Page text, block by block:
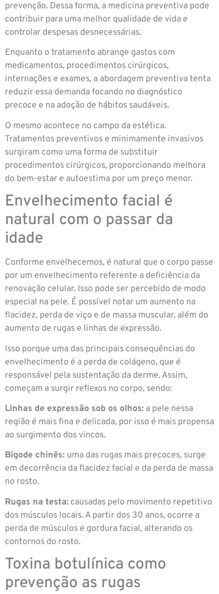
prevenção. Dessa forma, a medicina preventiva pode
contribuir para uma melhor qualidade de vida e
controlar despesas desnecessárias.
Enquanto o tratamento abrange gastos com
medicamentos, procedimentos cirúrgicos,
internações e exames, a abordagem preventiva tenta
reduzir essa demanda focando no diagnóstico
precoce e na adoção de hábitos saudáveis.
O mesmo acontece no campo da estética.
Tratamentos preventivos e minimamente invasivos
surgiram como uma forma de substituir
procedimentos cirúrgicos, proporcionando melhora
do bem-estar e autoestima por um preço menor.
Envelhecimento facial é
natural com o passar da
idade
Conforme envelhecemos, é natural que o corpo passe
por um envelhecimento referente a deficiência da
renovação celular. Isso pode ser percebido de modo
especial na pele. É possível notar um aumento na
flacidez, perda de viço e de massa muscular, além do
aumento de rugas e linhas de expressão.
Isso porque uma das principais consequências do
envelhecimento é a perda de colágeno, que é
responsável pela sustentação da derme. Assim,
começam a surgir reflexos no corpo, sendo:
Linhas de expressão sob os olhos: a pele nessa
região é mais fina e delicada, por isso é mais propensa
ao surgimento dos vincos.
Bigode chinês: uma das rugas mais precoces, surge
em decorrência da flacidez facial e da perda de massa
no rosto.
Rugas na testa: causadas pelo movimento repetitivo
dos músculos locais. A partir dos 30 anos, ocorre a
perda de músculos e gordura facial, alterando os
contornos do rosto.
Toxina botulínica como
prevenção as rugas